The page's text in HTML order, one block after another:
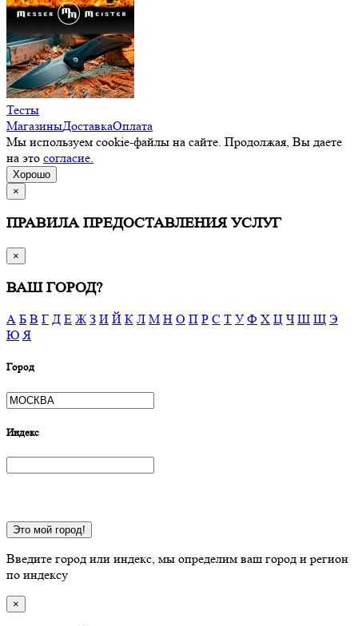
Тесты
МагазиныДоставкаОплата
Мы используем cookie-файлы на сайте. Продолжая, Вы даете
на это согласие.
Хорошо
×
ПРАВИЛА ПРЕДОСТАВЛЕНИЯ УСЛУГ
×
ВАШ ГОРОД?
А Б В Г Д Е Ж З И Й К Л М Н О П Р С Т У Ф Х Ц Ч Ш Щ Э
Ю Я
Город
Индекс
Это мой город!
Введите город или индекс, мы определим ваш город и регион
по индексу
×